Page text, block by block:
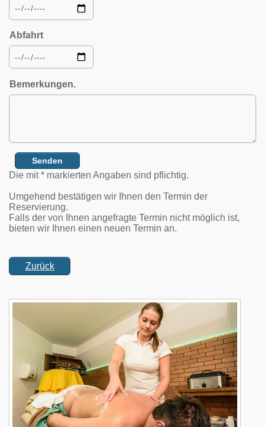
Abfahrt
Bemerkungen.
Die mit * markierten Angaben sind pflichtig.
Umgehend bestätigen wir Ihnen den Termin der
Reservierung.
Falls der von Ihnen angefragte Termin nicht möglich ist,
bieten wir Ihnen einen neuen Termin an.
Zurück